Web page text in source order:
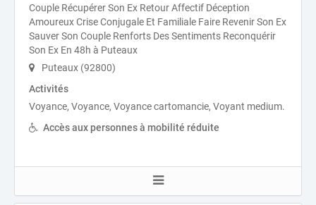
Couple Récupérer Son Ex Retour Affectif Déception
Amoureux Crise Conjugale Et Familiale Faire Revenir Son Ex
Sauver Son Couple Renforts Des Sentiments Reconquérir
Son Ex En 48h à Puteaux
Puteaux (92800)
Activités
Voyance, Voyance, Voyance cartomancie, Voyant medium.
Accès aux personnes à mobilité réduite